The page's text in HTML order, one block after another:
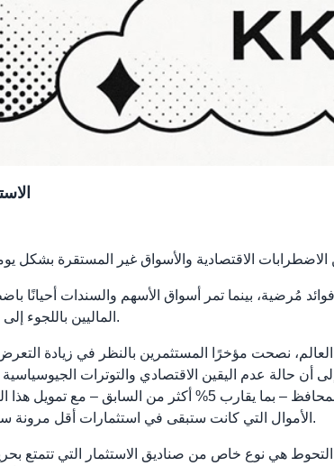
فوائد مُرضية، بينما تمر أسواق الأسهم والسندات أحيانًا
الماليين باللجوء إلى صناديق الاستثمار كأحد الحلول التي تجمع بين إمكانية تحقيق الربح والإدارة المعقولة للمخاطر.
نصحت مؤخرًا المستثمرين بالنظر في زيادة
أن حالة عدم اليقين الاقتصادي والتوترات
حتى الآن في حصة صناديق التحوط ضمن المحافظ – بما
الأموال التي كانت ستبقى في استثمارات أقل مرونة ستُوجَّه إلى صناديق التحوط التي توفر خيارات استراتيجية أكثر للحفاظ على رأس المال وتنميته.
هي نوع خاص من صناديق الاستثمار التي تتمتع بحرية